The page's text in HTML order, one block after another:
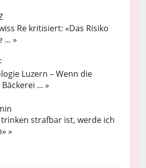
Re kritisiert: «Das Risiko
... »
Luzern – Wenn die
... »
strafbar ist, werde ich
»